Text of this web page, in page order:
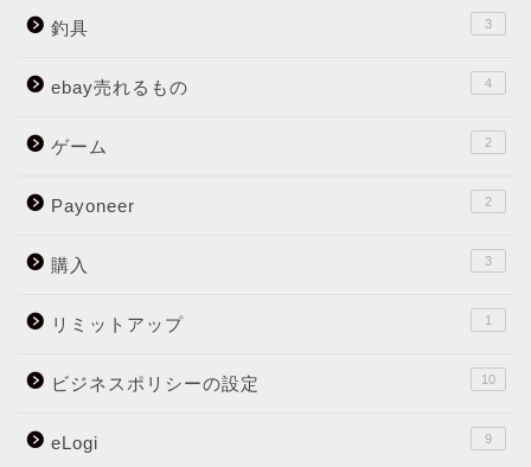
釣具 3
ebay売れるもの 4
ゲーム 2
Payoneer 2
購入 3
リミットアップ 1
ビジネスポリシーの設定 10
eLogi 9